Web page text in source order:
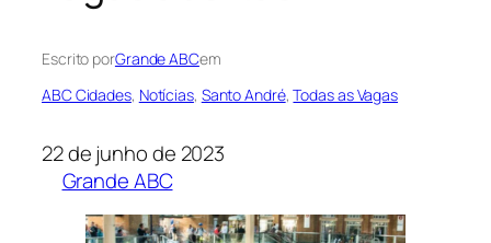
Escrito porGrande ABCem
ABC Cidades, Notícias, Santo André, Todas as Vagas
22 de junho de 2023
Grande ABC